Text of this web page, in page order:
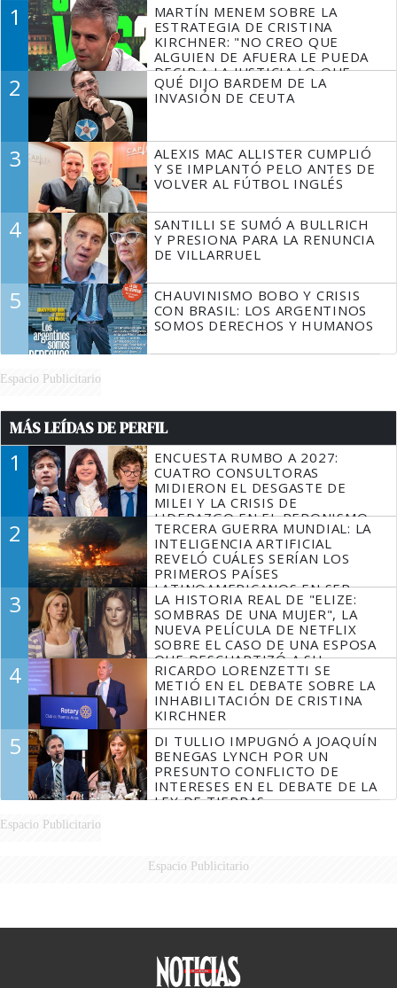
1
MARTÍN MENEM SOBRE LA
ESTRATEGIA DE CRISTINA
KIRCHNER: "NO CREO QUE
ALGUIEN DE AFUERA LE PUEDA
DECIR A LA JUSTICIA LO QUE
TIENE QUE HACER"
2
QUÉ DIJO BARDEM DE LA
INVASIÓN DE CEUTA
3
ALEXIS MAC ALLISTER CUMPLIÓ
Y SE IMPLANTÓ PELO ANTES DE
VOLVER AL FÚTBOL INGLÉS
4
SANTILLI SE SUMÓ A BULLRICH
Y PRESIONA PARA LA RENUNCIA
DE VILLARRUEL
5
CHAUVINISMO BOBO Y CRISIS
CON BRASIL: LOS ARGENTINOS
SOMOS DERECHOS Y HUMANOS
Espacio Publicitario
MÁS LEÍDAS DE PERFIL
1
ENCUESTA RUMBO A 2027:
CUATRO CONSULTORAS
MIDIERON EL DESGASTE DE
MILEI Y LA CRISIS DE
LIDERAZGO EN EL PERONISMO
2
TERCERA GUERRA MUNDIAL: LA
INTELIGENCIA ARTIFICIAL
REVELÓ CUÁLES SERÍAN LOS
PRIMEROS PAÍSES
LATINOAMERICANOS EN SER
DERROTADOS
3
LA HISTORIA REAL DE "ELIZE:
SOMBRAS DE UNA MUJER", LA
NUEVA PELÍCULA DE NETFLIX
SOBRE EL CASO DE UNA ESPOSA
QUE DESCUARTIZÓ A SU
MARIDO
4
RICARDO LORENZETTI SE
METIÓ EN EL DEBATE SOBRE LA
INHABILITACIÓN DE CRISTINA
KIRCHNER
5
DI TULLIO IMPUGNÓ A JOAQUÍN
BENEGAS LYNCH POR UN
PRESUNTO CONFLICTO DE
INTERESES EN EL DEBATE DE LA
LEY DE TIERRAS
Espacio Publicitario
Espacio Publicitario